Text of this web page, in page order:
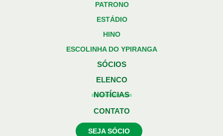
PATRONO
ESTÁDIO
HINO
ESCOLINHA DO YPIRANGA
SÓCIOS
ELENCO
NOTÍCIAS
CONTATO
SEJA SÓCIO